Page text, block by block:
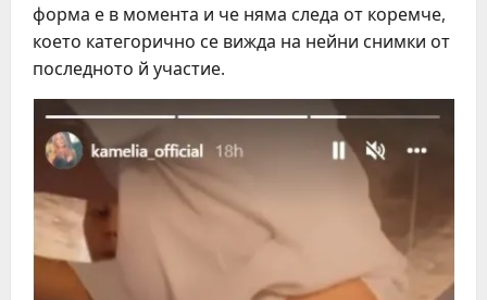
форма е в момента и че няма следа от коремче,
което категорично се вижда на нейни снимки от
последното й участие.